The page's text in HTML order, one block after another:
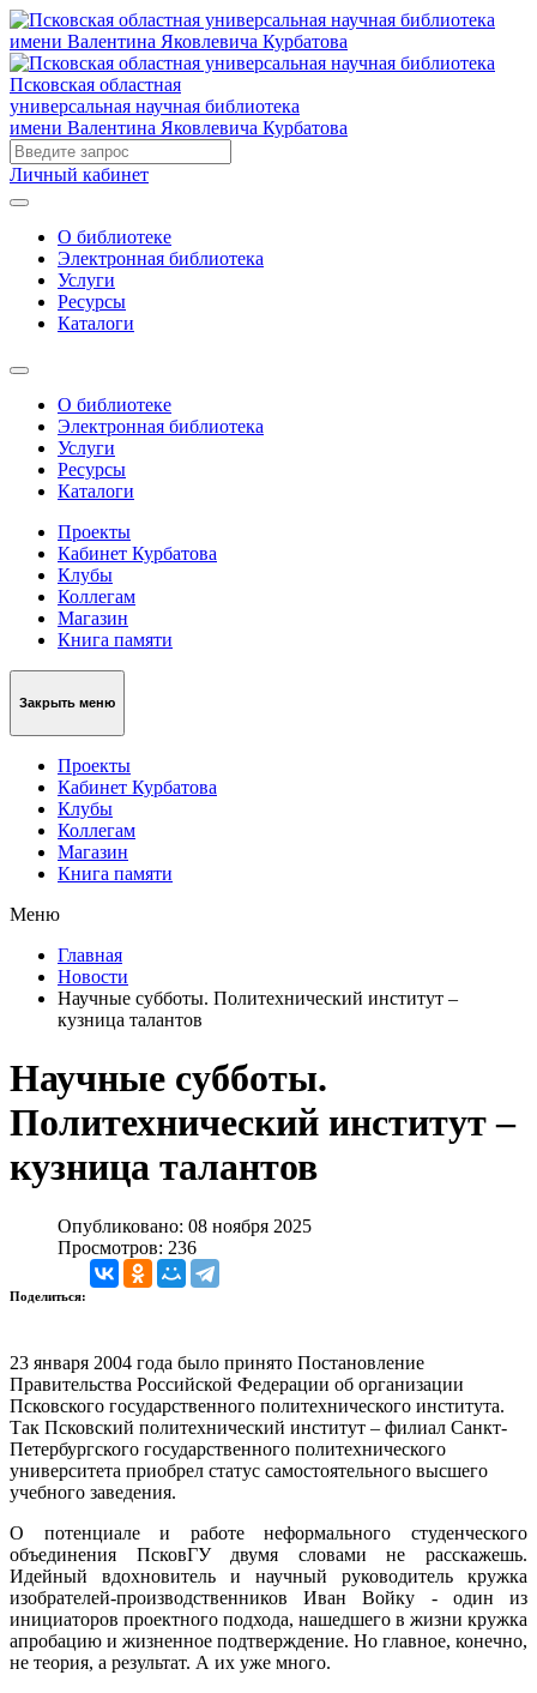
Псковская областная
универсальная научная библиотека
имени Валентина Яковлевича Курбатова
Личный кабинет
О библиотеке
Электронная библиотека
Услуги
Ресурсы
Каталоги
О библиотеке
Электронная библиотека
Услуги
Ресурсы
Каталоги
Проекты
Кабинет Курбатова
Клубы
Коллегам
Магазин
Книга памяти
Закрыть меню
Проекты
Кабинет Курбатова
Клубы
Коллегам
Магазин
Книга памяти
Меню
Главная
Новости
Научные субботы. Политехнический институт –
кузница талантов
Научные субботы.
Политехнический институт –
кузница талантов
Опубликовано: 08 ноября 2025
Просмотров: 236
Поделиться:
23 января 2004 года было принято Постановление
Правительства Российской Федерации об организации
Псковского государственного политехнического института.
Так Псковский политехнический институт – филиал Санкт-
Петербургского государственного политехнического
университета приобрел статус самостоятельного высшего
учебного заведения.
О потенциале и работе неформального студенческого
объединения ПсковГУ двумя словами не расскажешь.
Идейный вдохновитель и научный руководитель кружка
изобрателей-производственников Иван Войку - один из
инициаторов проектного подхода, нашедшего в жизни кружка
апробацию и жизненное подтверждение. Но главное, конечно,
не теория, а результат. А их уже много.